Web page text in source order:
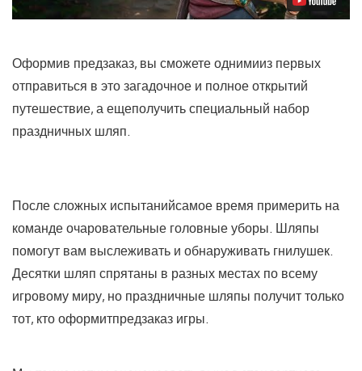
Оформив предзаказ, вы сможете однимииз первых
отправиться в это загадочное и полное открытий
путешествие, а ещеполучить специальный набор
праздничных шляп.
После сложных испытанийсамое время примерить на
команде очаровательные головные уборы. Шляпы
помогут вам выслеживать и обнаруживать гнилушек.
Десятки шляп спрятаны в разных местах по всему
игровому миру, но праздничные шляпы получит только
тот, кто оформитпредзаказ игры.